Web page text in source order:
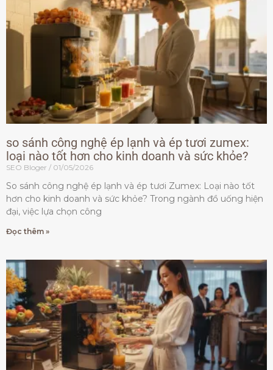
so sánh công nghệ ép lạnh và ép tươi zumex:
loại nào tốt hơn cho kinh doanh và sức khỏe?
SEO Bloger 01/05/2026
So sánh công nghệ ép lạnh và ép tươi Zumex: Loại nào tốt
hơn cho kinh doanh và sức khỏe? Trong ngành đồ uống hiện
đại, việc lựa chọn công
Đọc thêm »